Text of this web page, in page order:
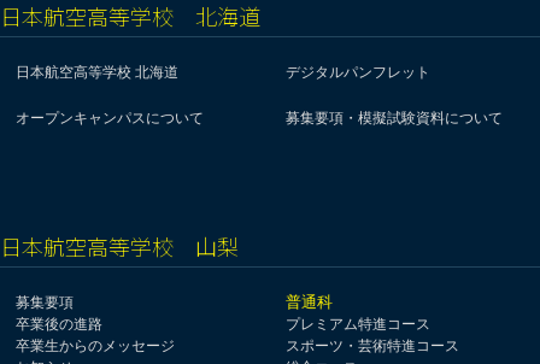
日本航空高等学校 北海道
日本航空高等学校 北海道 デジタルパンフレット
オープンキャンパスについて 募集要項・模擬試験資料について
日本航空高等学校 山梨
募集要項
卒業後の進路
卒業生からのメッセージ
普通科
プレミアム特進コース
スポーツ・芸術特進コース